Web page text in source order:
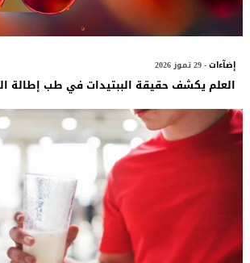
إضآءات- 29 تموز 2026
العلم يكشف حقيقة الببتيدات في طب إطالة